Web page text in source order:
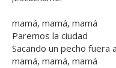
mamá, mamá, mamá
Paremos la ciudad
Sacando un pecho fuera
mamá, mamá, mamá